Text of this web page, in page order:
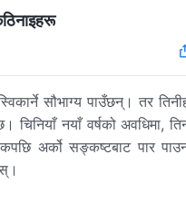
सौभाग्य पाउँछन्। तर
चिनियाँ नयाँ वर्षको अवधिमा,
अर्को सङ्कष्टबाट पार